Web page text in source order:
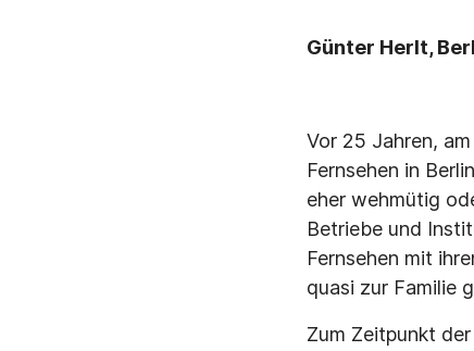
Günter Herlt,
Vor 25 Jahren,
Fernsehen in
eher wehmütig
Betriebe und
Fernsehen mit
quasi zur Familie
Zum Zeitpunkt